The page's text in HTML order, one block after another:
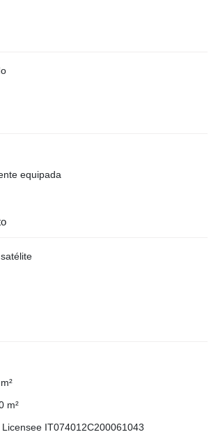
equipada
m²
IT074012C200061043